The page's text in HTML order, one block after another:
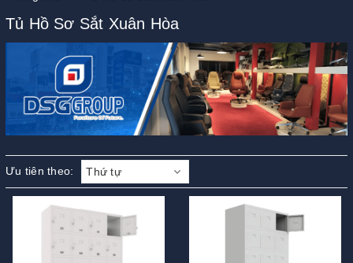
Tủ Hồ Sơ Sắt Xuân Hòa
Ưu tiên theo: Thứ tự